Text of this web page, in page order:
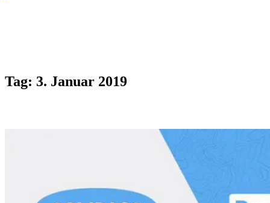
Tag: 3. Januar 2019